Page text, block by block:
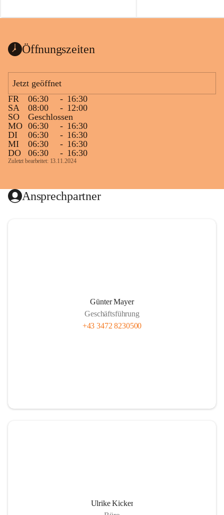
Öffnungszeiten
Jetzt geöffnet
FR
06:30 - 16:30
SA
08:00 - 12:00
SO
Geschlossen
MO 06:30 - 16:30
DI
06:30 - 16:30
MI
06:30 - 16:30
DO
06:30 - 16:30
Zuletzt bearbeitet: 13.11.2024
Ansprechpartner
Günter Mayer
Geschäftsführung
+43 3472 8230500
Ulrike Kicker